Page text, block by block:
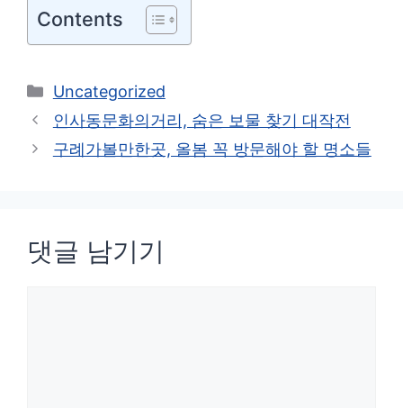
Contents
카
테
리
Uncategorized
인사동문화의거리, 숨은 보물 찾기 대작전
구례가볼만한곳, 올봄 꼭 방문해야 할 명소들
댓글 남기기